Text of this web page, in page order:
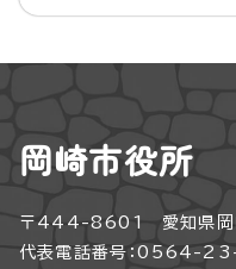
岡崎市役所
〒444-8601 愛知県岡
代表電話番号：0564-